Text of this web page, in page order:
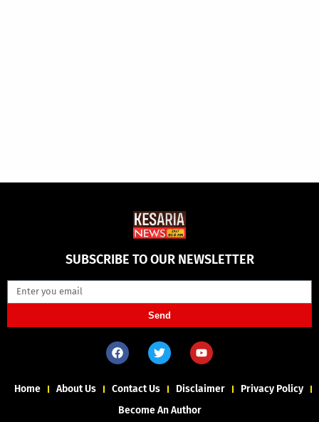
SUBSCRIBE TO OUR NEWSLETTER
Send
Home About Us Contact Us Disclaimer
Privacy Policy
Become An Author